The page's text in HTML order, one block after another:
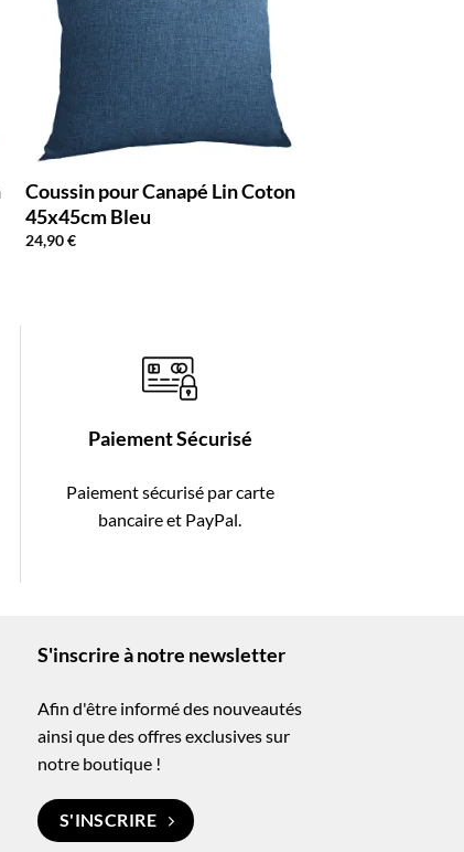
Coussin pour Canapé Lin Coton
45x45cm Bleu
24,90€
Paiement Sécurisé
Paiement sécurisé par carte
bancaire et PayPal.
S'inscrire à notre newsletter
Afin d'être informé des nouveautés
ainsi que des offres exclusives sur
notre boutique !
S'INSCRIRE